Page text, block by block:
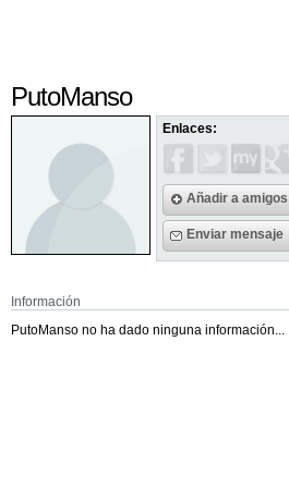
PutoManso
Enlaces:
Añadir a amigos
Enviar mensaje
Información
PutoManso no ha dado ninguna información...